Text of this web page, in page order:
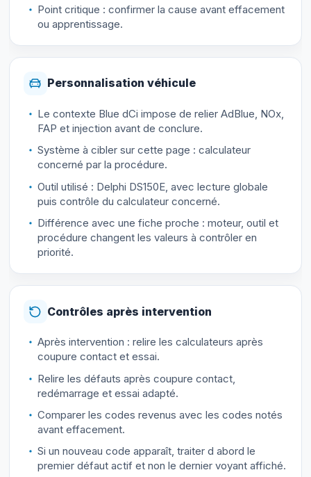
Point critique : confirmer la cause avant effacement
ou apprentissage.
Personnalisation véhicule
Le contexte Blue dCi impose de relier AdBlue, NOx,
FAP et injection avant de conclure.
Système à cibler sur cette page : calculateur
concerné par la procédure.
Outil utilisé : Delphi DS150E, avec lecture globale
puis contrôle du calculateur concerné.
Différence avec une fiche proche : moteur, outil et
procédure changent les valeurs à contrôler en
priorité.
Contrôles après intervention
Après intervention : relire les calculateurs après
coupure contact et essai.
Relire les défauts après coupure contact,
redémarrage et essai adapté.
Comparer les codes revenus avec les codes notés
avant effacement.
Si un nouveau code apparaît, traiter d abord le
premier défaut actif et non le dernier voyant affiché.